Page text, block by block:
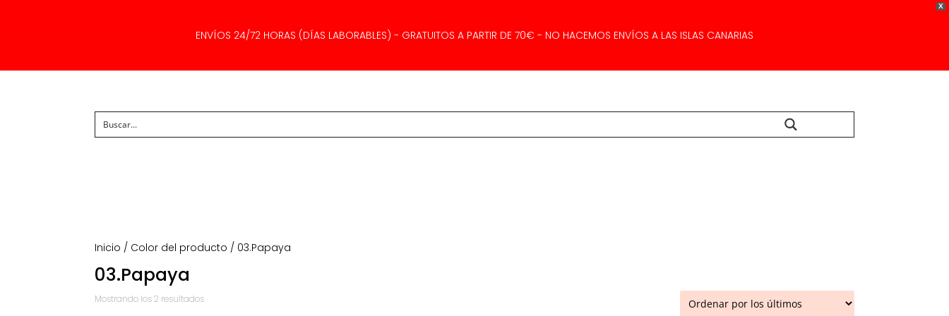
X
ENVÍOS 24/72 HORAS (DÍAS LABORABLES) - GRATUITOS A PARTIR DE 70€ - NO HACEMOS ENVÍOS A LAS ISLAS CANARIAS
Inicio / Color del producto / 03.Papaya
03.Papaya
Mostrando los 2 resultadosOrdenado